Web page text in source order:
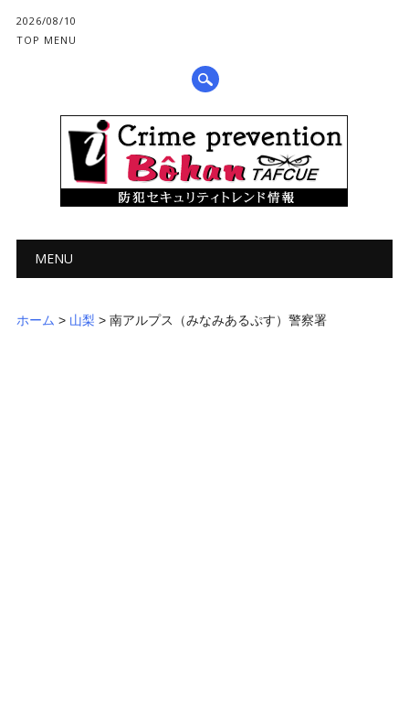
2026/08/10
TOP MENU
メインメニュー
ツ
MENU
ホーム > 山梨 > 南アルプス（みなみあるぷす）警察署